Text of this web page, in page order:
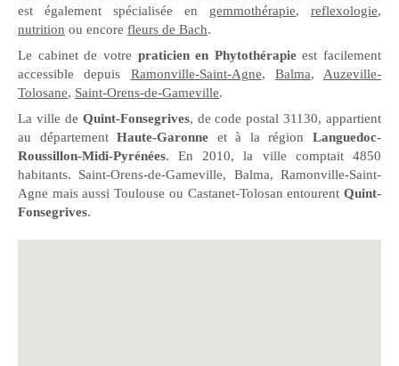
est également spécialisée en gemmothérapie, reflexologie,
nutrition ou encore fleurs de Bach.
Le cabinet de votre praticien en Phytothérapieest facilement
accessible depuis Ramonville-Saint-Agne, Balma, Auzeville-
Tolosane, Saint-Orens-de-Gameville.
La ville de Quint-Fonsegrives, de code postal 31130, appartient
au départementHaute-Garonne et à la régionLanguedoc-
Roussillon-Midi-Pyrénées. En 2010, la ville comptait 4850
habitants. Saint-Orens-de-Gameville, Balma, Ramonville-Saint-
Agne mais aussi Toulouse ou Castanet-Tolosan entourent Quint-
Fonsegrives.